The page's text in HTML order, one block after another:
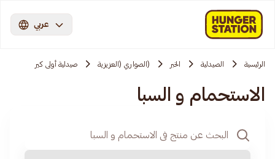
عربي
الرئيسية الصيدلية الخبر (الصواري (العزيزية صيدلية أولى كير
الاستحمام و السبا